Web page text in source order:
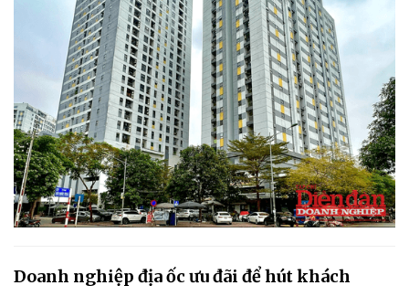
Doanh nghiệp địa ốc ưu đãi để hút khách